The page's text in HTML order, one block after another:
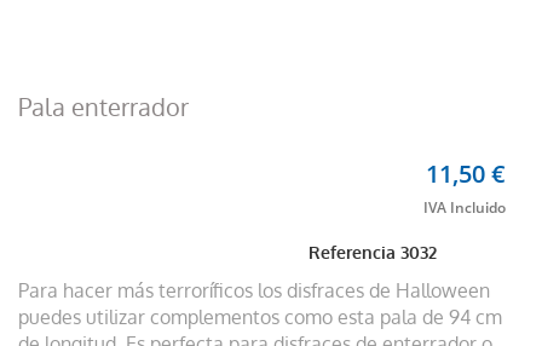
Pala enterrador
Referencia3032
11,50 €
Para hacer más terroríficos los disfraces de Halloween
puedes utilizar complementos como esta pala de 94 cm